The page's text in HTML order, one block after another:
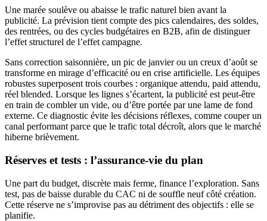
Une marée soulève ou abaisse le trafic naturel bien avant la
publicité. La prévision tient compte des pics calendaires, des soldes,
des rentrées, ou des cycles budgétaires en B2B, afin de distinguer
l’effet structurel de l’effet campagne.
Sans correction saisonnière, un pic de janvier ou un creux d’août se
transforme en mirage d’efficacité ou en crise artificielle. Les équipes
robustes superposent trois courbes : organique attendu, paid attendu,
réel blended. Lorsque les lignes s’écartent, la publicité est peut-être
en train de combler un vide, ou d’être portée par une lame de fond
externe. Ce diagnostic évite les décisions réflexes, comme couper un
canal performant parce que le trafic total décroît, alors que le marché
hiberne brièvement.
Réserves et tests : l’assurance-vie du plan
Une part du budget, discrète mais ferme, finance l’exploration. Sans
test, pas de baisse durable du CAC ni de souffle neuf côté création.
Cette réserve ne s’improvise pas au détriment des objectifs : elle se
planifie.